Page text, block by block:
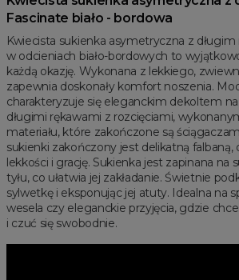
Fascinate biało - bordowa
Kwiecista sukienka asymetryczna z
w odcieniach biało-bordowych to
każdą okazję. Wykonana z lekkiego,
zapewnia doskonały komfort noszenia.
charakteryzuje się eleganckim dekoltem na
długimi rękawami z rozcięciami,
materiału, które zakończone są
sukienki zakończony jest delikatną falbaną,
lekkości i grację. Sukienka jest zapinana na
tyłu, co ułatwia jej zakładanie. Świetnie
sylwetkę i eksponując jej atuty. Idealna na
wesela czy eleganckie przyjęcia, gdzie
i czuć się swobodnie.